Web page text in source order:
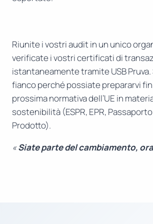
Riunite i vostri audit in un unico
verificate i vostri certificati di
istantaneamente tramite USB
fianco perché possiate prepararvi
prossima normativa dell’UE in
sostenibilità (ESPR, EPR,
Prodotto).
«Siate parte del cambiamento,